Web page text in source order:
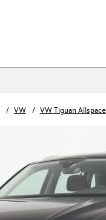
VW VW Tiguan Allspace